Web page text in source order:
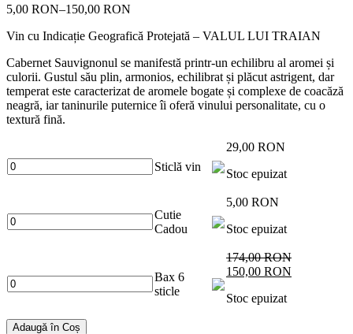
5,00 RON–150,00 RON
Vin cu Indicație Geografică Protejată – VALUL LUI TRAIAN
Cabernet Sauvignonul se manifestă printr-un echilibru al aromei și
culorii. Gustul său plin, armonios, echilibrat și plăcut astrigent, dar
temperat este caracterizat de aromele bogate și complexe de coacăză
neagră, iar taninurile puternice îi oferă vinului personalitate, cu o
textură fină.
Sticlă vin
29,00 RON
Stoc epuizat
Cutie
Cadou
5,00 RON
Stoc epuizat
Bax 6
sticle
174,00 RON
150,00 RON
Stoc epuizat
Adaugă în Coș